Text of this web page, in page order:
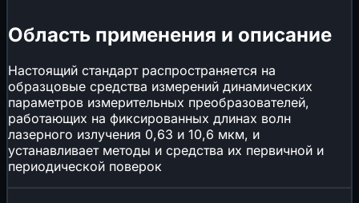
Область применения и описание
Настоящий стандарт распространяется на
образцовые средства измерений динамических
параметров измерительных преобразователей,
работающих на фиксированных длинах волн
лазерного излучения 0,63 и 10,6 мкм, и
устанавливает методы и средства их первичной и
периодической поверок